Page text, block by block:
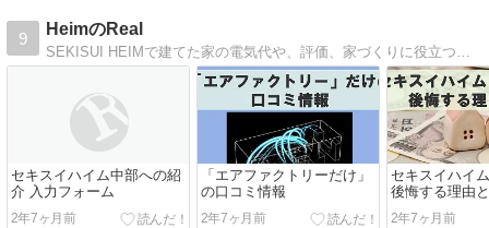
9
HeimのReal
セキスイハイム中部への紹
介 入力フォーム
2年7ヶ月前
「エアファクトリーだけ」
の口コミ情報
2年7ヶ月前
セキスイハイ
後悔する理由
2年7ヶ月前